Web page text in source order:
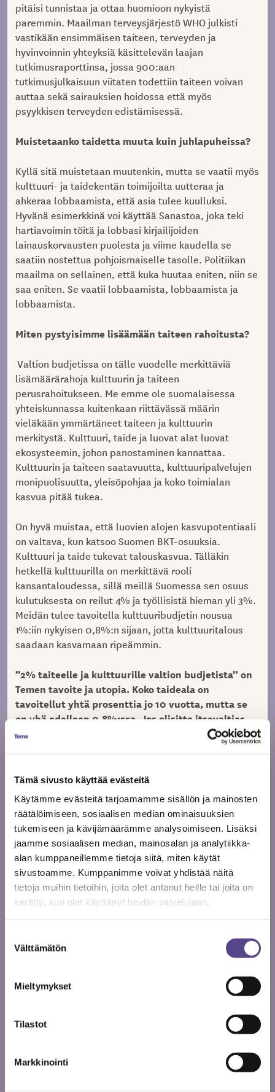
Tämä sivusto käyttää evästeitä
Käytämme evästeitä tarjoamamme sisällön ja mainosten
räätälöimiseen, sosiaalisen median ominaisuuksien
tukemiseen ja kävijämäärämme analysoimiseen. Lisäksi
jaamme sosiaalisen median, mainosalan ja analytiikka-
alan kumppaneillemme tietoja siitä, miten käytät
sivustoamme. Kumppanimme voivat yhdistää näitä
tietoja muihin tietoihin, joita olet antanut heille tai joita on
kerätty, kun olet käyttänyt heidän palvelujaan.
valinta
Välttämätön
Mieltymykset
Tilastot
Markkinointi
pitäisi tunnistaa ja ottaa huomioon nykyistä
paremmin. Maailman terveysjärjestö WHO julkisti
vastikään ensimmäisen taiteen, terveyden ja
hyvinvoinnin yhteyksiä käsittelevän laajan
tutkimusraporttinsa, jossa 900:aan
tutkimusjulkaisuun viitaten todettiin taiteen voivan
auttaa sekä sairauksien hoidossa että myös
psyykkisen terveyden edistämisessä.
Muistetaanko taidetta muuta kuin juhlapuheissa?
Kyllä sitä muistetaan muutenkin, mutta se vaatii myös
kulttuuri- ja taidekentän toimijoilta uutteraa ja
ahkeraa lobbaamista, että asia tulee kuulluksi.
Hyvänä esimerkkinä voi käyttää Sanastoa, joka teki
hartiavoimin töitä ja lobbasi kirjailijoiden
lainauskorvausten puolesta ja viime kaudella se
saatiin nostettua pohjoismaiselle tasolle. Politiikan
maailma on sellainen, että kuka huutaa eniten, niin se
saa eniten. Se vaatii lobbaamista, lobbaamista ja
lobbaamista.
Miten pystyisimme lisäämään taiteen rahoitusta?
Valtion budjetissa on tälle vuodelle merkittäviä
lisämäärärahoja kulttuurin ja taiteen
perusrahoitukseen. Me emme ole suomalaisessa
yhteiskunnassa kuitenkaan riittävässä määrin
vieläkään ymmärtäneet taiteen ja kulttuurin
merkitystä. Kulttuuri, taide ja luovat alat luovat
ekosysteemin, johon panostaminen kannattaa.
Kulttuurin ja taiteen saatavuutta, kulttuuripalvelujen
monipuolisuutta, yleisöpohjaa ja koko toimialan
kasvua pitää tukea.
On hyvä muistaa, että luovien alojen kasvupotentiaali
on valtava, kun katsoo Suomen BKT-osuuksia.
Kulttuuri ja taide tukevat talouskasvua. Tälläkin
hetkellä kulttuurilla on merkittävä rooli
kansantaloudessa, sillä meillä Suomessa sen osuus
kulutuksesta on reilut 4% ja työllisistä hieman yli 3%.
Meidän tulee tavoitella kulttuuribudjetin nousua
1%:iin nykyisen 0,8%:n sijaan, jotta kulttuuritalous
saadaan kasvamaan ripeämmin.
”2% taiteelle ja kulttuurille valtion budjetista” on
Temen tavoite ja utopia. Koko taideala on
tavoitellut yhtä prosenttia jo 10 vuotta, mutta se
on yhä edelleen 0,8%:ssa. Jos olisitte itsevaltias,
miten parantaisitte tilannetta?
kaunis utopia. Pikkuhiljaa mennään kohti sitä yhtä
prosenttia. On todella tärkeä, että tästä puhutaan ja
jaksetaan puhua. Kun puhutaan taiteen rahoituksesta,
niin pitäisi muistaa korostaa sen vaikutuksia
työllisyyteen ja kansantalouteen. Kulttuuri- ja
taidealat ovat mitä suurimmissa määrin
työvoimavaltaisia aloja.
Taiteen harrastaminen ja taidekasvatus ovat
erittäin tärkeitä, mutta Teme edustaa
opettamista. Miten pystytään huolehtimaan
ammattitaiteilijoiden asemasta?
Viime kaudella oli käsittelyssä laki kuntien
kulttuuritoiminnasta ja pykälään lisättiin myös se
ammattimainen taide. Kulttuurin harrastustoiminta ei
saa ajaa ohi ammattitaiteesta kuntien